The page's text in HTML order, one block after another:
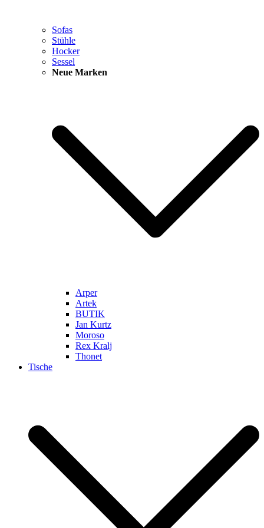
Sofas
Stühle
Hocker
Sessel
Neue Marken
Arper
Artek
BUTIK
Jan Kurtz
Moroso
Rex Kralj
Thonet
Tische